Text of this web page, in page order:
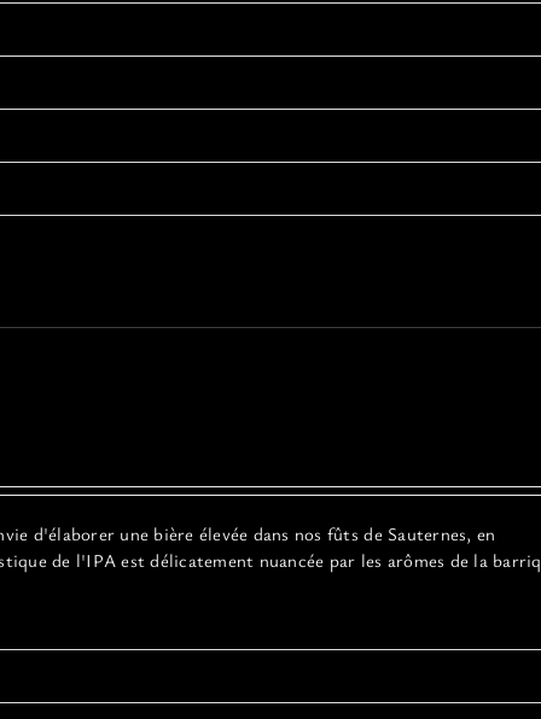
d'élaborer une bière élevée dans nos fûts de Sauternes, en
de l'IPA est délicatement nuancée par les arômes de la